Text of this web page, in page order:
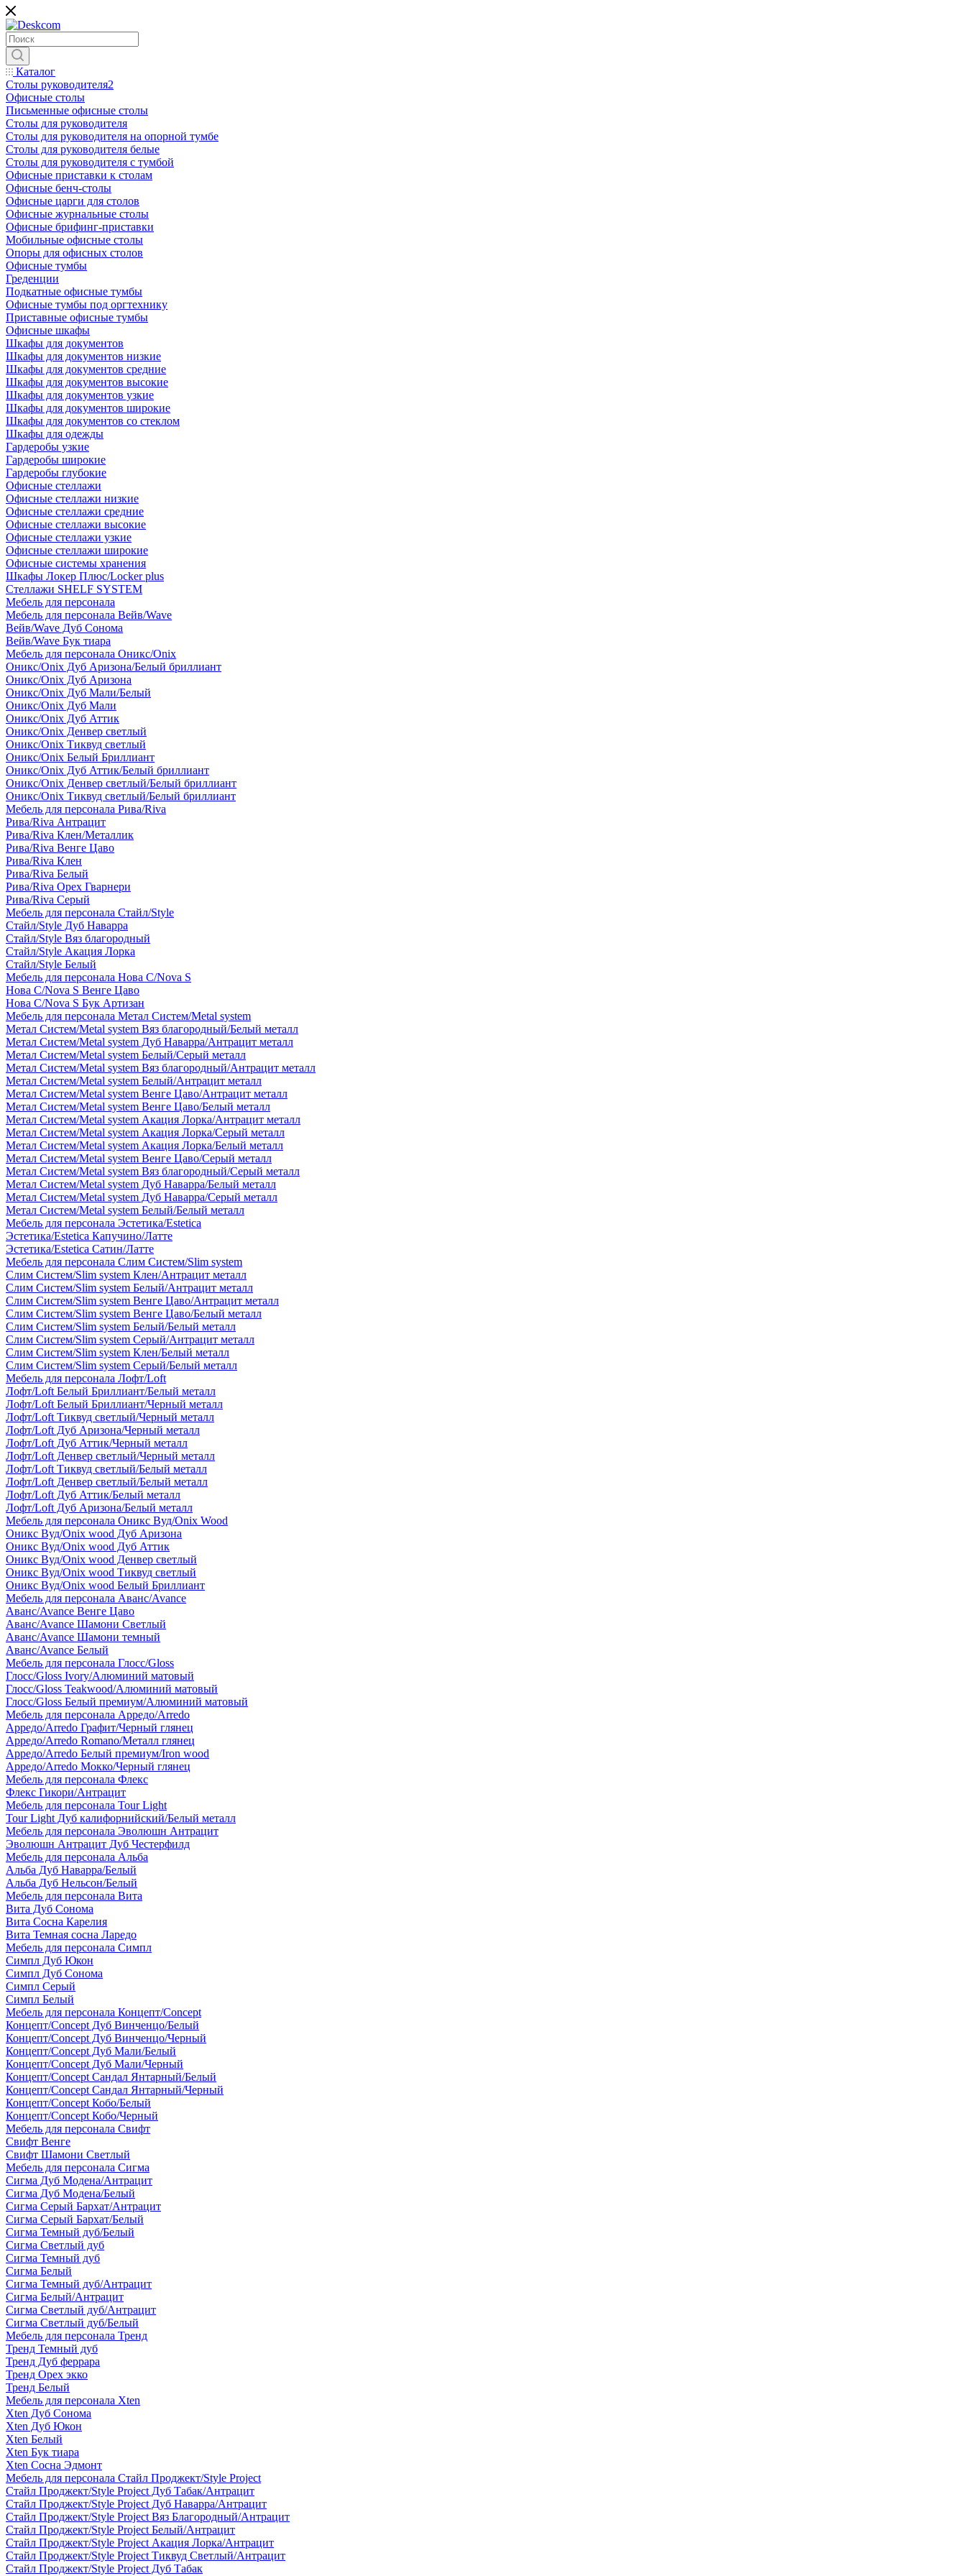
Каталог
Столы руководителя2
Офисные столы
Письменные офисные столы
Столы для руководителя
Столы для руководителя на опорной тумбе
Столы для руководителя белые
Столы для руководителя с тумбой
Офисные приставки к столам
Офисные бенч-столы
Офисные царги для столов
Офисные журнальные столы
Офисные брифинг-приставки
Мобильные офисные столы
Опоры для офисных столов
Офисные тумбы
Греденции
Подкатные офисные тумбы
Офисные тумбы под оргтехнику
Приставные офисные тумбы
Офисные шкафы
Шкафы для документов
Шкафы для документов низкие
Шкафы для документов средние
Шкафы для документов высокие
Шкафы для документов узкие
Шкафы для документов широкие
Шкафы для документов со стеклом
Шкафы для одежды
Гардеробы узкие
Гардеробы широкие
Гардеробы глубокие
Офисные стеллажи
Офисные стеллажи низкие
Офисные стеллажи средние
Офисные стеллажи высокие
Офисные стеллажи узкие
Офисные стеллажи широкие
Офисные системы хранения
Шкафы Локер Плюс/Locker plus
Стеллажи SHELF SYSTEM
Мебель для персонала
Мебель для персонала Вейв/Wave
Вейв/Wave Дуб Сонома
Вейв/Wave Бук тиара
Мебель для персонала Оникс/Onix
Оникс/Onix Дуб Аризона/Белый бриллиант
Оникс/Onix Дуб Аризона
Оникс/Onix Дуб Мали/Белый
Оникс/Onix Дуб Мали
Оникс/Onix Дуб Аттик
Оникс/Onix Денвер светлый
Оникс/Onix Тиквуд светлый
Оникс/Onix Белый Бриллиант
Оникс/Onix Дуб Аттик/Белый бриллиант
Оникс/Onix Денвер светлый/Белый бриллиант
Оникс/Onix Тиквуд светлый/Белый бриллиант
Мебель для персонала Рива/Riva
Рива/Riva Антрацит
Рива/Riva Клен/Металлик
Рива/Riva Венге Цаво
Рива/Riva Клен
Рива/Riva Белый
Рива/Riva Орех Гварнери
Рива/Riva Серый
Мебель для персонала Стайл/Style
Стайл/Style Дуб Наварра
Стайл/Style Вяз благородный
Стайл/Style Акация Лорка
Стайл/Style Белый
Мебель для персонала Нова С/Nova S
Нова С/Nova S Венге Цаво
Нова С/Nova S Бук Артизан
Мебель для персонала Метал Систем/Metal system
Метал Систем/Metal system Вяз благородный/Белый металл
Метал Систем/Metal system Дуб Наварра/Антрацит металл
Метал Систем/Metal system Белый/Серый металл
Метал Систем/Metal system Вяз благородный/Антрацит металл
Метал Систем/Metal system Белый/Антрацит металл
Метал Систем/Metal system Венге Цаво/Антрацит металл
Метал Систем/Metal system Венге Цаво/Белый металл
Метал Систем/Metal system Акация Лорка/Антрацит металл
Метал Систем/Metal system Акация Лорка/Серый металл
Метал Систем/Metal system Акация Лорка/Белый металл
Метал Систем/Metal system Венге Цаво/Серый металл
Метал Систем/Metal system Вяз благородный/Серый металл
Метал Систем/Metal system Дуб Наварра/Белый металл
Метал Систем/Metal system Дуб Наварра/Серый металл
Метал Систем/Metal system Белый/Белый металл
Мебель для персонала Эстетика/Estetica
Эстетика/Estetica Капучино/Латте
Эстетика/Estetica Сатин/Латте
Мебель для персонала Слим Систем/Slim system
Слим Систем/Slim system Клен/Антрацит металл
Слим Систем/Slim system Белый/Антрацит металл
Слим Систем/Slim system Венге Цаво/Антрацит металл
Слим Систем/Slim system Венге Цаво/Белый металл
Слим Систем/Slim system Белый/Белый металл
Слим Систем/Slim system Серый/Антрацит металл
Слим Систем/Slim system Клен/Белый металл
Слим Систем/Slim system Серый/Белый металл
Мебель для персонала Лофт/Loft
Лофт/Loft Белый Бриллиант/Белый металл
Лофт/Loft Белый Бриллиант/Черный металл
Лофт/Loft Тиквуд светлый/Черный металл
Лофт/Loft Дуб Аризона/Черный металл
Лофт/Loft Дуб Аттик/Черный металл
Лофт/Loft Денвер светлый/Черный металл
Лофт/Loft Тиквуд светлый/Белый металл
Лофт/Loft Денвер светлый/Белый металл
Лофт/Loft Дуб Аттик/Белый металл
Лофт/Loft Дуб Аризона/Белый металл
Мебель для персонала Оникс Вуд/Onix Wood
Оникс Вуд/Onix wood Дуб Аризона
Оникс Вуд/Onix wood Дуб Аттик
Оникс Вуд/Onix wood Денвер светлый
Оникс Вуд/Onix wood Тиквуд светлый
Оникс Вуд/Onix wood Белый Бриллиант
Мебель для персонала Аванс/Avance
Аванс/Avance Венге Цаво
Аванс/Avance Шамони Светлый
Аванс/Avance Шамони темный
Аванс/Avance Белый
Мебель для персонала Глосс/Gloss
Глосс/Gloss Ivory/Алюминий матовый
Глосс/Gloss Teakwood/Алюминий матовый
Глосс/Gloss Белый премиум/Алюминий матовый
Мебель для персонала Арредо/Arredo
Арредо/Arredo Графит/Черный глянец
Арредо/Arredo Romano/Металл глянец
Арредо/Arredo Белый премиум/Iron wood
Арредо/Arredo Мокко/Черный глянец
Мебель для персонала Флекс
Флекс Гикори/Антрацит
Мебель для персонала Tour Light
Tour Light Дуб калифорнийский/Белый металл
Мебель для персонала Эволюшн Антрацит
Эволюшн Антрацит Дуб Честерфилд
Мебель для персонала Альба
Альба Дуб Наварра/Белый
Альба Дуб Нельсон/Белый
Мебель для персонала Вита
Вита Дуб Сонома
Вита Сосна Карелия
Вита Темная сосна Ларедо
Мебель для персонала Симпл
Симпл Дуб Юкон
Симпл Дуб Сонома
Симпл Серый
Симпл Белый
Мебель для персонала Концепт/Concept
Концепт/Concept Дуб Винченцо/Белый
Концепт/Concept Дуб Винченцо/Черный
Концепт/Concept Дуб Мали/Белый
Концепт/Concept Дуб Мали/Черный
Концепт/Concept Сандал Янтарный/Белый
Концепт/Concept Сандал Янтарный/Черный
Концепт/Concept Кобо/Белый
Концепт/Concept Кобо/Черный
Мебель для персонала Свифт
Свифт Венге
Свифт Шамони Светлый
Мебель для персонала Сигма
Сигма Дуб Модена/Антрацит
Сигма Дуб Модена/Белый
Сигма Серый Бархат/Антрацит
Сигма Серый Бархат/Белый
Сигма Темный дуб/Белый
Сигма Светлый дуб
Сигма Темный дуб
Сигма Белый
Сигма Темный дуб/Антрацит
Сигма Белый/Антрацит
Сигма Светлый дуб/Антрацит
Сигма Светлый дуб/Белый
Мебель для персонала Тренд
Тренд Темный дуб
Тренд Дуб феррара
Тренд Орех экко
Тренд Белый
Мебель для персонала Xten
Xten Дуб Сонома
Xten Дуб Юкон
Xten Белый
Xten Бук тиара
Xten Сосна Эдмонт
Мебель для персонала Стайл Проджект/Style Project
Стайл Проджект/Style Project Дуб Табак/Антрацит
Стайл Проджект/Style Project Дуб Наварра/Антрацит
Стайл Проджект/Style Project Вяз Благородный/Антрацит
Стайл Проджект/Style Project Белый/Антрацит
Стайл Проджект/Style Project Акация Лорка/Антрацит
Стайл Проджект/Style Project Тиквуд Светлый/Антрацит
Стайл Проджект/Style Project Дуб Табак